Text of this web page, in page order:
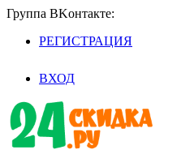
Группа BKoнтaктe:
РЕГИСТРАЦИЯ
ВХОД